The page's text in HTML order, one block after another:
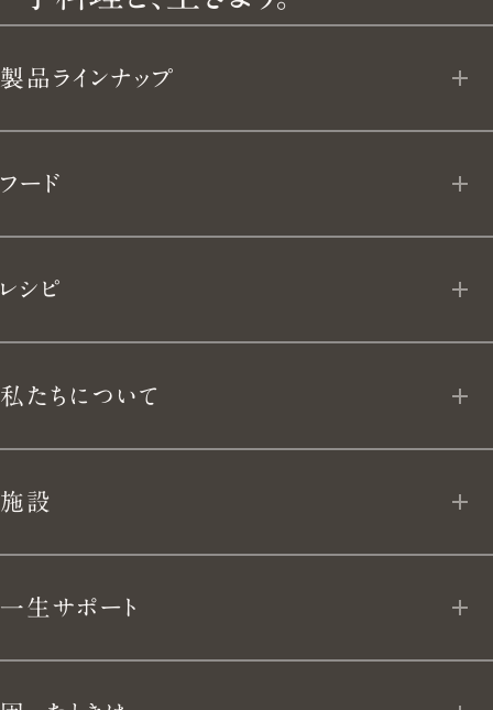
と、
生
き
よ
う。
製品ラインナップ
ライスポット
ユキヒラ
キッチンナイフ
キッチンアイテム
フード
レシピ
App Download
私たちについて
VERMICULAR BRAND POLICY 10
施設
VERMICULAR NEWoMan TAKANAWA
一生サポート